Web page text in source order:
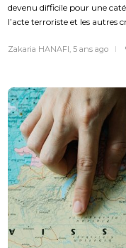
devenu difficile pour une
l’acte terroriste et les autres
Zakaria HANAFI, 5 ans ago